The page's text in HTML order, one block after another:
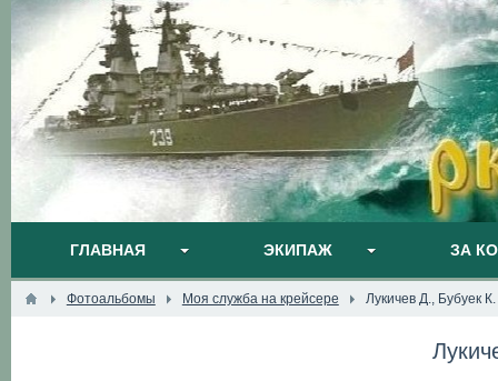
ГЛАВНАЯ ЭКИПАЖ ЗА
Фотоальбомы Моя служба на крейсере Лукичев Д., Бубуек К.